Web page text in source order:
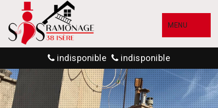
MENU
indisponible indisponible